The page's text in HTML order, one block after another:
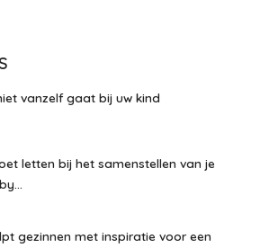
vanzelf gaat bij uw kind
letten bij het samenstellen van je
gezinnen met inspiratie voor een